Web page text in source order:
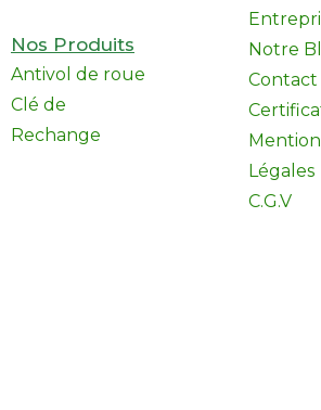
Nos Produits
Antivol de roue
Clé de
Rechange
Notre
Contact
Légales
C.G.V